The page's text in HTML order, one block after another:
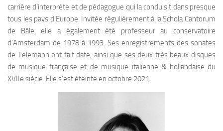
carrière d’interprète et de pédagogue qui la conduisit dans presque
tous les pays d’Europe. Invitée régulièrement à la Schola Cantorum
de Bâle, elle a également été professeur au conservatoire
d’Amsterdam de 1978 à 1993. Ses enregistrements des sonates
de Telemann ont fait date, ainsi que ses deux très beaux disques
de musique française et de musique italienne & hollandaise du
XVIIe siècle. Elle s’est éteinte en octobre 2021.